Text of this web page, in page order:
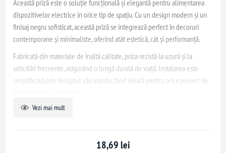
Această priză este o soluție funcțională și elegantă pentru alimentarea
dispozitivelor electrice în orice tip de spațiu. Cu un design modern și un
finisaj negru sofisticat, această priză se integrează perfect în decoruri
contemporane și minimaliste, oferind atât estetică, cât și performanță.
Fabricată din materiale de înaltă calitate, priza rezistă la uzură și la
solicitări frecvente, asigurând o lungă durată de viață. Instalarea este
simplificată prin designul său intuitiv, fiind ideală pentru orice proiect de
Vezi mai mult
18,69 lei